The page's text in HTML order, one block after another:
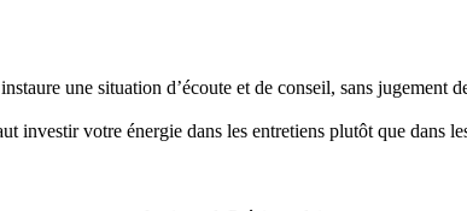
une situation d’écoute et de conseil, sans jugement
votre énergie dans les entretiens plutôt que dans